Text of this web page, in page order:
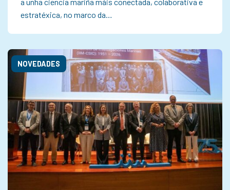
estratéxica, no marco da…
NOVEDADES